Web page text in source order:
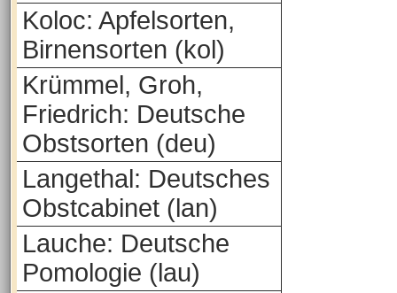
Koloc: Apfelsorten,
Birnensorten (kol)
Krümmel, Groh,
Friedrich: Deutsche
Obstsorten (deu)
Langethal: Deutsches
Obstcabinet (lan)
Lauche: Deutsche
Pomologie (lau)